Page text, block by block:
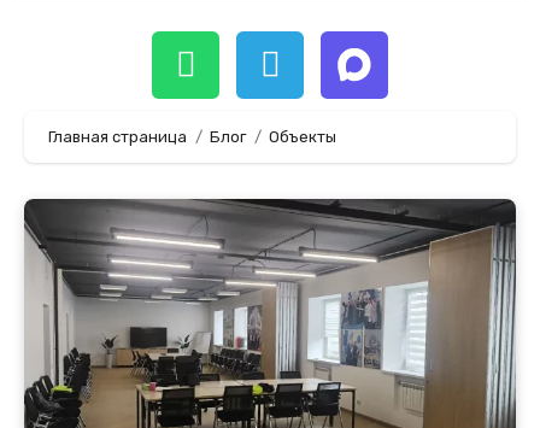
Главная страница Блог Объекты